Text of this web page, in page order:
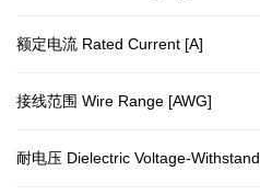
额定电流 Rated Current [A]
接线范围 Wire Range [AWG]
耐电压 Dielectric Voltage-Withstand